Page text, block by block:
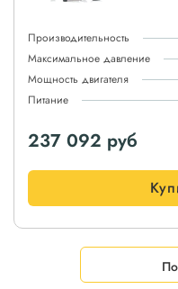
Производительность
Максимальное давление
Мощность двигателя
Питание
237 092 руб